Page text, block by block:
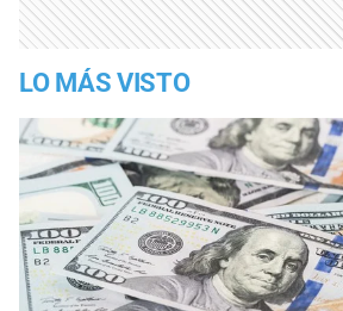
LO MÁS VISTO